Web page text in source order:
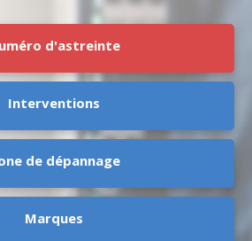
d'astreinte
Interventions
de dépannage
Marques